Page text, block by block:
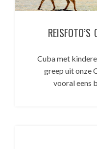
Cuba met
greep uit onze
vooral eens